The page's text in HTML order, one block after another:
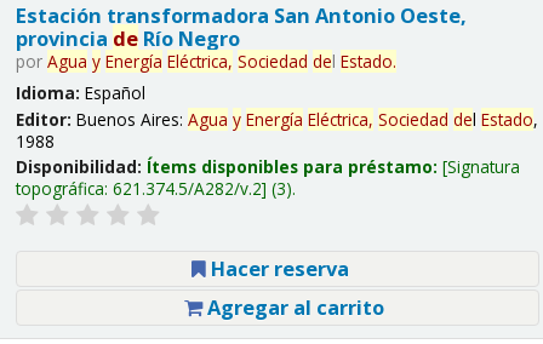
Estación transformadora San Antonio Oeste,
provincia deRío Negro
por Agua y Energía Eléctrica, Sociedad del Estado.
Idioma: Español
Editor: Buenos Aires: Agua y Energía Eléctrica, Sociedad del Estado,
1988
Disponibilidad: Ítems disponibles para préstamo: Signatura
topográfica: 621.374.5/A282/v.2 (3).
Hacer reserva
Agregar al carrito